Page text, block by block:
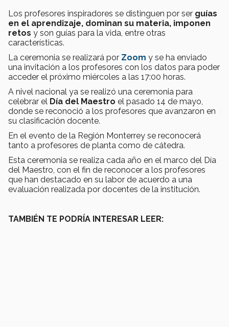
Los profesores inspiradores se distinguen por ser guías
en el aprendizaje, dominan su materia, imponen
retos y son guías para la vida, entre otras
características.
La ceremonia se realizará por Zoom y se ha enviado
una invitación a los profesores con los datos para poder
acceder el próximo miércoles a las 17:00 horas.
A nivel nacional ya se realizó una ceremonia para
celebrar el Día del Maestro el pasado 14 de mayo,
donde se reconoció a los profesores que avanzaron en
su clasificación docente.
En el evento de la Región Monterrey se reconocerá
tanto a profesores de planta como de cátedra.
Esta ceremonia se realiza cada año en el marco del Día
del Maestro, con el fin de reconocer a los profesores
que han destacado en su labor de acuerdo a una
evaluación realizada por docentes de la institución.
TAMBIÉN TE PODRÍA INTERESAR LEER: